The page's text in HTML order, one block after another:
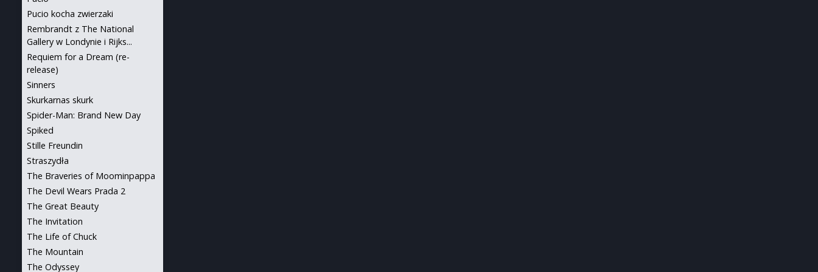
Pucio kocha zwierzaki
Rembrandt z The National
Gallery w Londynie i Rijks...
Requiem for a Dream (re-
release)
Sinners
Skurkarnas skurk
Spider-Man: Brand New Day
Spiked
Stille Freundin
Straszydła
The Braveries of Moominpappa
The Devil Wears Prada 2
The Great Beauty
The Invitation
The Life of Chuck
The Mountain
The Odyssey